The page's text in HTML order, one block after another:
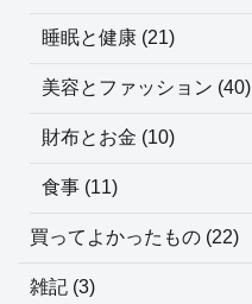
睡眠と健康 (21)
美容とファッション (40)
財布とお金 (10)
食事 (11)
買ってよかったもの (22)
雑記 (3)